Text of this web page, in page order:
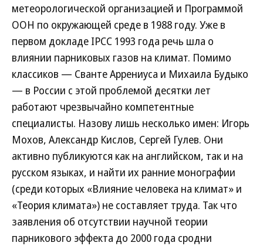
метеорологической организацией и Программой
ООН по окружающей среде в 1988 году. Уже в
первом докладе IPCC 1993 года речь шла о
влиянии парниковых газов на климат. Помимо
классиков — Сванте Аррениуса и Михаила Будыко
— в России с этой проблемой десятки лет
работают чрезвычайно компетентные
специалисты. Назову лишь несколько имен: Игорь
Мохов, Александр Кислов, Сергей Гулев. Они
активно публикуются как на английском, так и на
русском языках, и найти их ранние монографии
(среди которых «Влияние человека на климат» и
«Теория климата») не составляет труда. Так что
заявления об отсутствии научной теории
парникового эффекта до 2000 года сродни